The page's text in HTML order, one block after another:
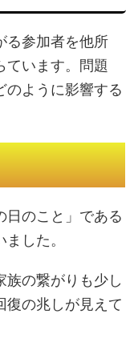
る参加者を他所
ています。問題
のように影響する
日のこと」である
した。
族の繋がりも少し
復の兆しが見えて